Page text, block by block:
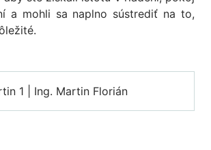
a mohli sa naplno sústrediť na to,